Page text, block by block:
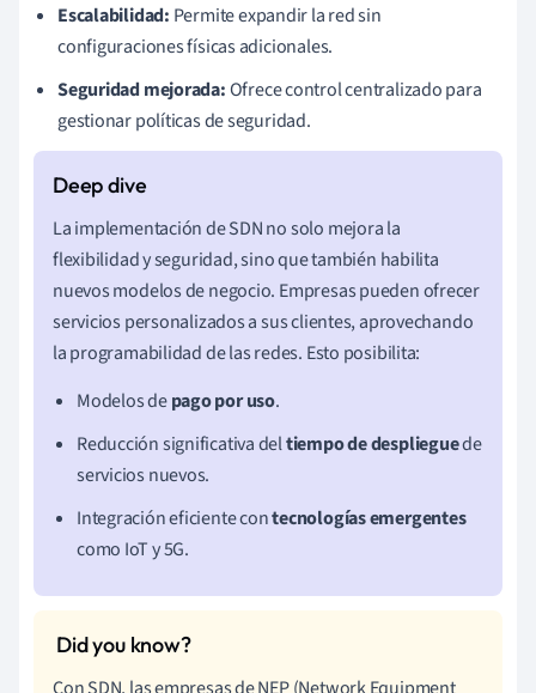
Escalabilidad: Permite expandir la red sin
configuraciones físicas adicionales.
Seguridad mejorada:Ofrece control centralizado para
gestionar políticas de seguridad.
La implementación de SDN no solo mejora la
flexibilidad y seguridad, sino que también habilita
nuevos modelos de negocio. Empresas pueden ofrecer
servicios personalizados a sus clientes, aprovechando
la programabilidad de las redes. Esto posibilita:
Modelos depago por uso.
Reducción significativa deltiempo de desplieguede
servicios nuevos.
Integración eficiente contecnologías emergentes
como IoT y 5G.
Con SDN, las empresas de NEP (Network Equipment